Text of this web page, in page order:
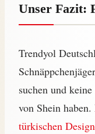
Unser Fazit:
Trendyol
suchen und
von Shein
türkischen